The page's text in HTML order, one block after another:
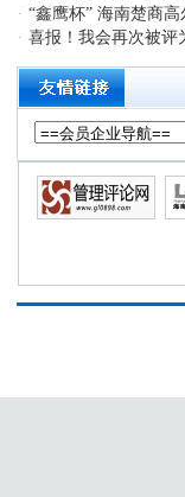
· “鑫鹰杯” 海南楚商
· 喜报！我会再次被评